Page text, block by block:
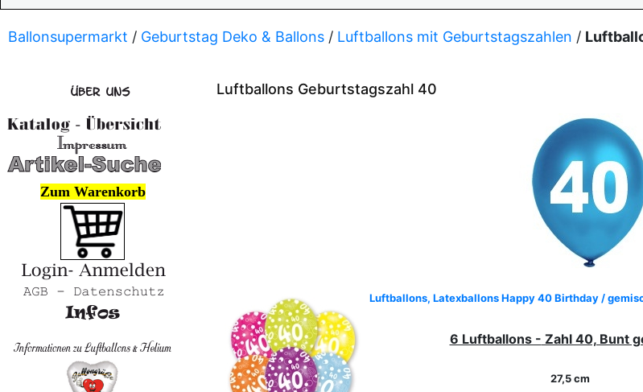
Ballonsupermarkt / Geburtstag Deko & Ballons / Luftballons mit Geburtstagszahlen /
Luftballons Geburtstagszahl 40
Luftballons, Latexballons Happy 40 Birthday /
6 Luftballons - Zahl 40, Bunt
27,5 cm
Zum Warenkorb